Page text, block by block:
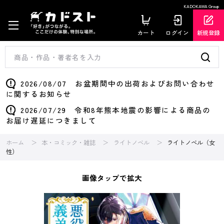
KADOKAWA Group
カート ログイン 新規登録
2026/08/07 お盆期間中の出荷およびお問い合わせ
に関するお知らせ
2026/07/29 令和8年熊本地震の影響による商品の
お届け遅延につきまして
ホーム 本・コミック・雑誌 ライトノベル
ライトノベル（女
性）
画像タップで拡大